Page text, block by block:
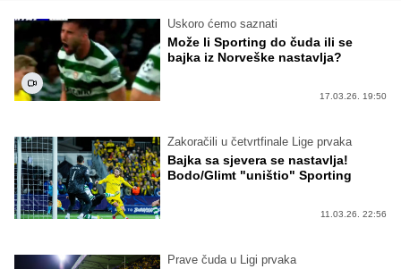
Uskoro ćemo saznati
Može li Sporting do čuda ili se
bajka iz Norveške nastavlja?
17.03.26. 19:50
Zakoračili u četvrtfinale Lige prvaka
Bajka sa sjevera se nastavlja!
Bodo/Glimt "uništio" Sporting
11.03.26. 22:56
Prave čuda u Ligi prvaka